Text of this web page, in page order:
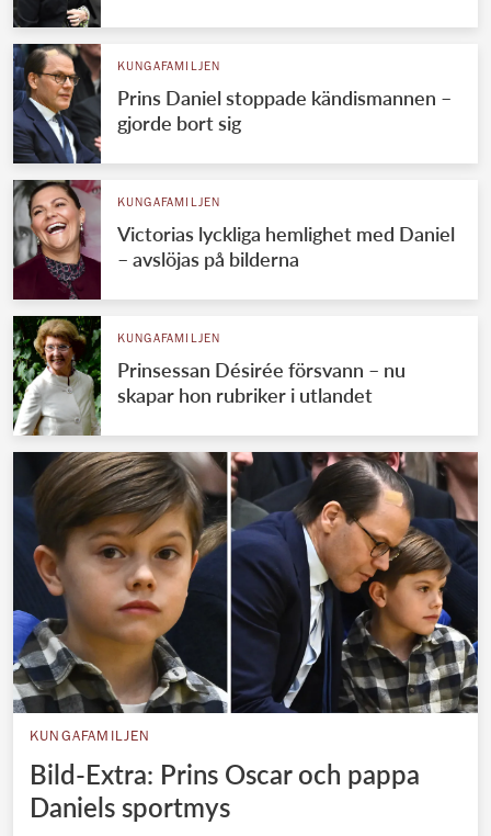
KUNGAFAMILJEN
Prins Daniel stoppade kändismannen –
gjorde bort sig
KUNGAFAMILJEN
Victorias lyckliga hemlighet med Daniel
– avslöjas på bilderna
KUNGAFAMILJEN
Prinsessan Désirée försvann – nu
skapar hon rubriker i utlandet
KUNGAFAMILJEN
Bild-Extra: Prins Oscar och pappa
Daniels sportmys